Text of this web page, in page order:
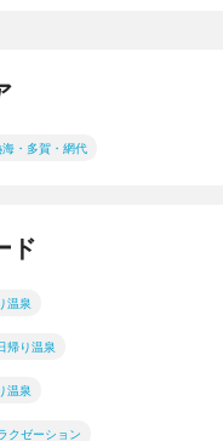
・多賀・網代
ド
温泉
帰り温泉
温泉
クゼーション